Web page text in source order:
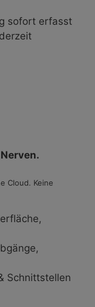
sofort erfasst
Cloud. Keine
Schnittstellen